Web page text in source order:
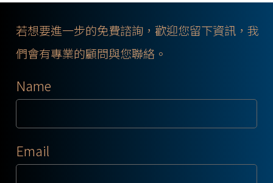
若想要進一步的免費諮詢，歡迎您留下資訊，我
們會有專業的顧問與您聯絡。
Name
Email